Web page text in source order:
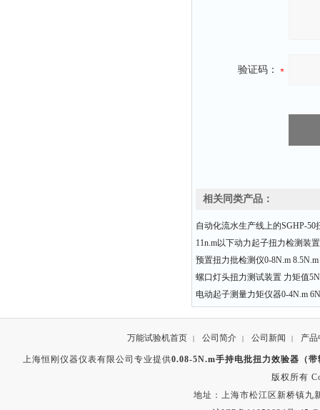
验证码：
相关同类产品：
自动化流水生产线上的SGHP-50
11n.m以下动力起子扭力检测装
预置扭力批检测仪0-8N.m 8.5N.m
螺口灯头扭力测试装置 力矩值
电动起子测量力矩仪器0-4N.m
万能试验机首页 | 公司简介 | 公司新闻 | 产品
上海恒刚仪器仪表有限公司专业提供0.08-5N.m手持电批扭力效验器（带
版权所有
地址：上海市松江区新桥镇九